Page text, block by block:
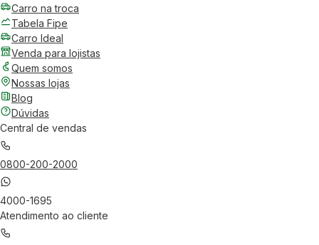
Carro na troca
Tabela Fipe
Carro Ideal
Venda para lojistas
Quem somos
Nossas lojas
Blog
Dúvidas
Central de vendas
0800-200-2000
4000-1695
Atendimento ao cliente